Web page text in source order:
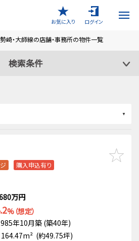
お気に入り
ログイン
崎・大師線の店舗・事務所の物件一覧
検索条件
購入申込有り
万円
%（想定）
年10月築 (築40年)
(約49.75坪)